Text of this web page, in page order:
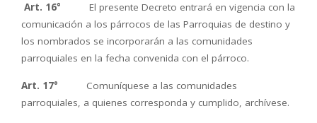
Art. 16° El presente Decreto entrará en vigencia con la
comunicación a los párrocos de las Parroquias de destino y
los nombrados se incorporarán a las comunidades
parroquiales en la fecha convenida con el párroco.
Art. 17° Comuníquese a las comunidades
parroquiales, a quienes corresponda y cumplido, archívese.